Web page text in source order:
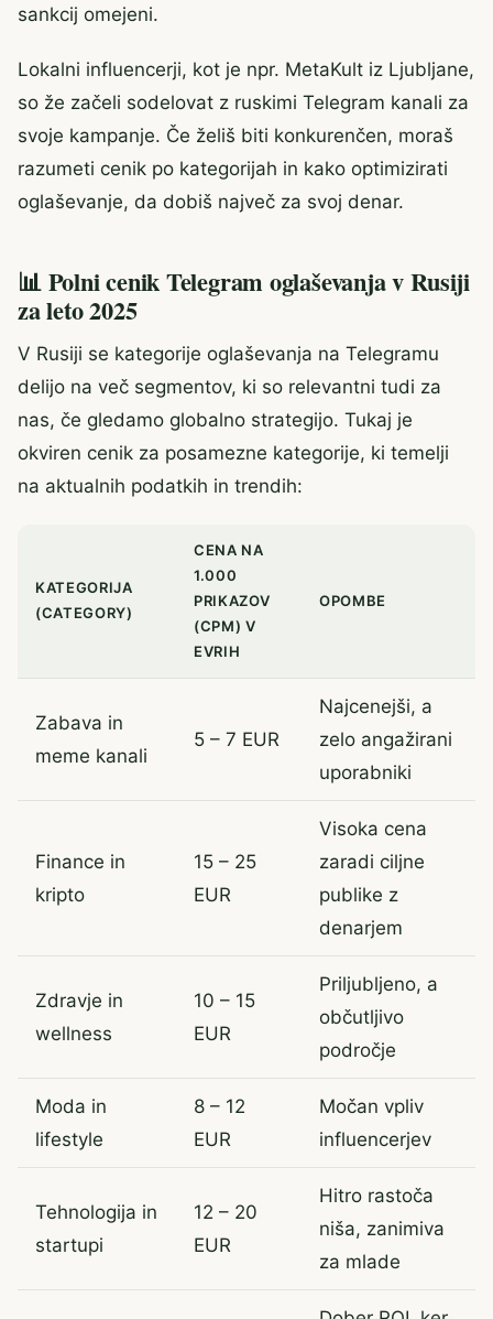
sankcij omejeni.
Lokalni influencerji, kot je npr. MetaKult iz Ljubljane,
so že začeli sodelovat z ruskimi Telegram kanali za
svoje kampanje. Če želiš biti konkurenčen, moraš
razumeti cenik po kategorijah in kako optimizirati
oglaševanje, da dobiš največ za svoj denar.
📊 Polni cenik Telegram oglaševanja v Rusiji
za leto 2025
V Rusiji se kategorije oglaševanja na Telegramu
delijo na več segmentov, ki so relevantni tudi za
nas, če gledamo globalno strategijo. Tukaj je
okviren cenik za posamezne kategorije, ki temelji
na aktualnih podatkih in trendih:
KATEGORIJA
(CATEGORY)
CENA NA
1.000
PRIKAZOV
(CPM) V
EVRIH
OPOMBE
Zabava in
meme kanali
5 – 7 EUR
Najcenejši, a
zelo angažirani
uporabniki
Finance in
kripto
15 – 25
EUR
Visoka cena
zaradi ciljne
publike z
denarjem
Zdravje in
wellness
10 – 15
EUR
Priljubljeno, a
občutljivo
področje
Moda in
lifestyle
8 – 12
EUR
Močan vpliv
influencerjev
Tehnologija in
startupi
12 – 20
EUR
Hitro rastoča
niša, zanimiva
za mlade